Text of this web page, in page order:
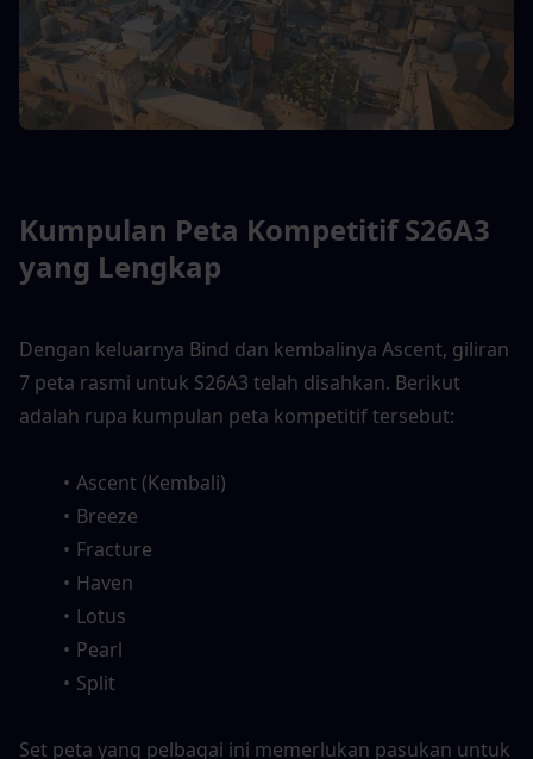
Kumpulan Peta Kompetitif S26A3
yang Lengkap
Dengan keluarnya Bind dan kembalinya Ascent, giliran
7 peta rasmi untuk S26A3 telah disahkan. Berikut
adalah rupa kumpulan peta kompetitif tersebut:
Ascent (Kembali)
Breeze
Fracture
Haven
Lotus
Pearl
Split
Set peta yang pelbagai ini memerlukan pasukan untuk